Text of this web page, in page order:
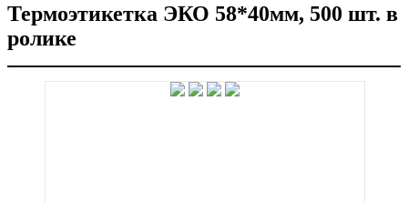
Термоэтикетка ЭКО 58*40мм, 500 шт. в
ролике